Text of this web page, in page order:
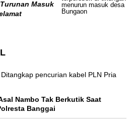
Masuk
Nambo Tak Berkutik Saat
Banggai